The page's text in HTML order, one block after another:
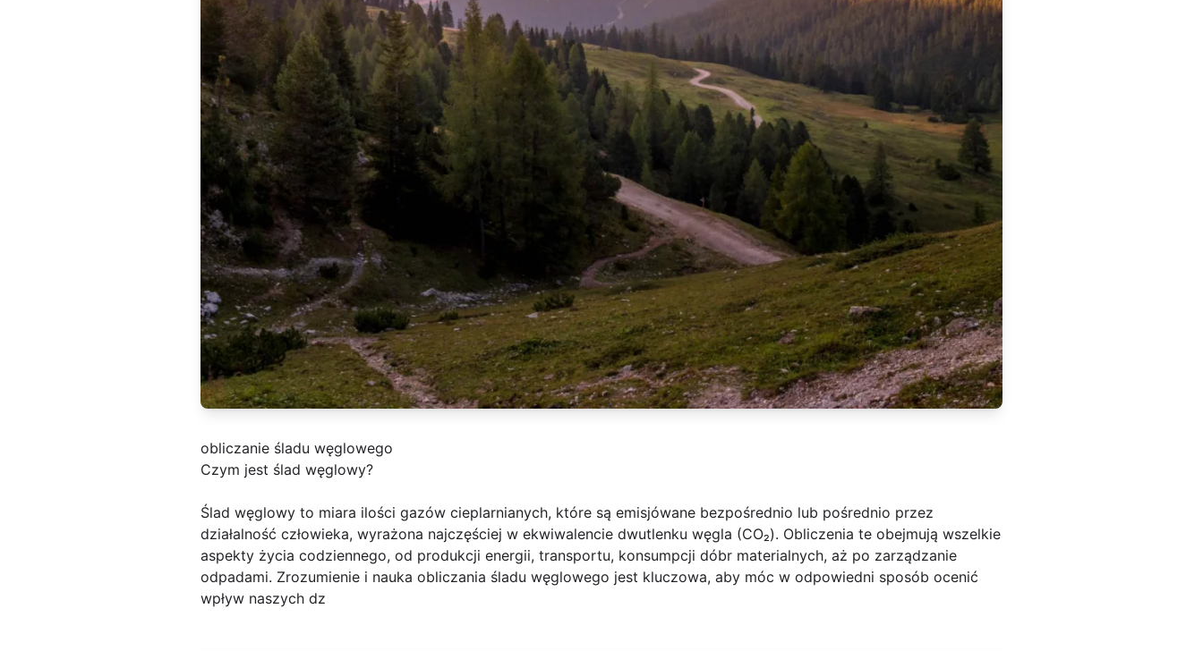
obliczanie śladu węglowego
Czym jest ślad węglowy?
Ślad węglowy to miara ilości gazów cieplarnianych, które są emisjówane bezpośrednio lub pośrednio przez
działalność człowieka, wyrażona najczęściej w ekwiwalencie dwutlenku węgla (CO₂). Obliczenia te obejmują wszelkie
aspekty życia codziennego, od produkcji energii, transportu, konsumpcji dóbr materialnych, aż po zarządzanie
odpadami. Zrozumienie i nauka obliczania śladu węglowego jest kluczowa, aby móc w odpowiedni sposób ocenić
wpływ naszych dz